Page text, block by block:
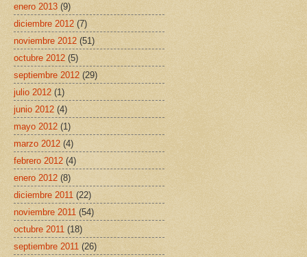
enero 2013 (9)
diciembre 2012 (7)
noviembre 2012 (51)
octubre 2012 (5)
septiembre 2012 (29)
julio 2012 (1)
junio 2012 (4)
mayo 2012 (1)
marzo 2012 (4)
febrero 2012 (4)
enero 2012 (8)
diciembre 2011 (22)
noviembre 2011 (54)
octubre 2011 (18)
septiembre 2011 (26)